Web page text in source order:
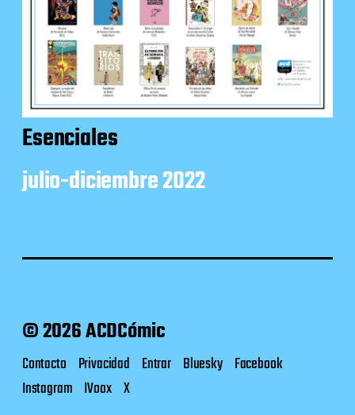
Esenciales
julio-diciembre 2022
© 2026 ACDCómic
Contacto Privacidad Entrar Bluesky Facebook
Instagram IVoox X